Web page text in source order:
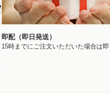
即配（即日発送）
15時までにご注文いただいた場合は